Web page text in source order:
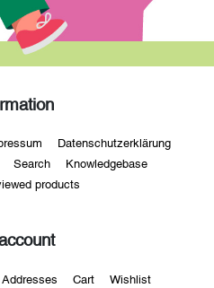
Datenschutzerklärung
Search Knowledgebase
products
Addresses Cart Wishlist